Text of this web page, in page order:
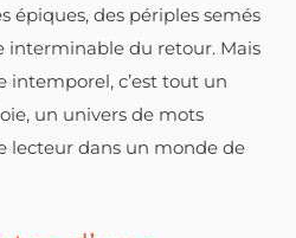
épiques, des périples semés
interminable du retour. Mais
intemporel, c’est tout un
un univers de mots
lecteur dans un monde de